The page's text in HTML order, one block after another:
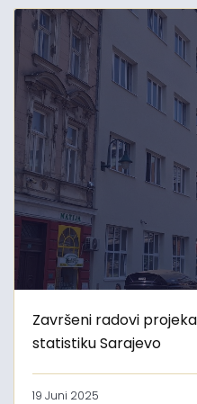
Završeni radovi
statistiku Sarajevo
19 Juni 2025